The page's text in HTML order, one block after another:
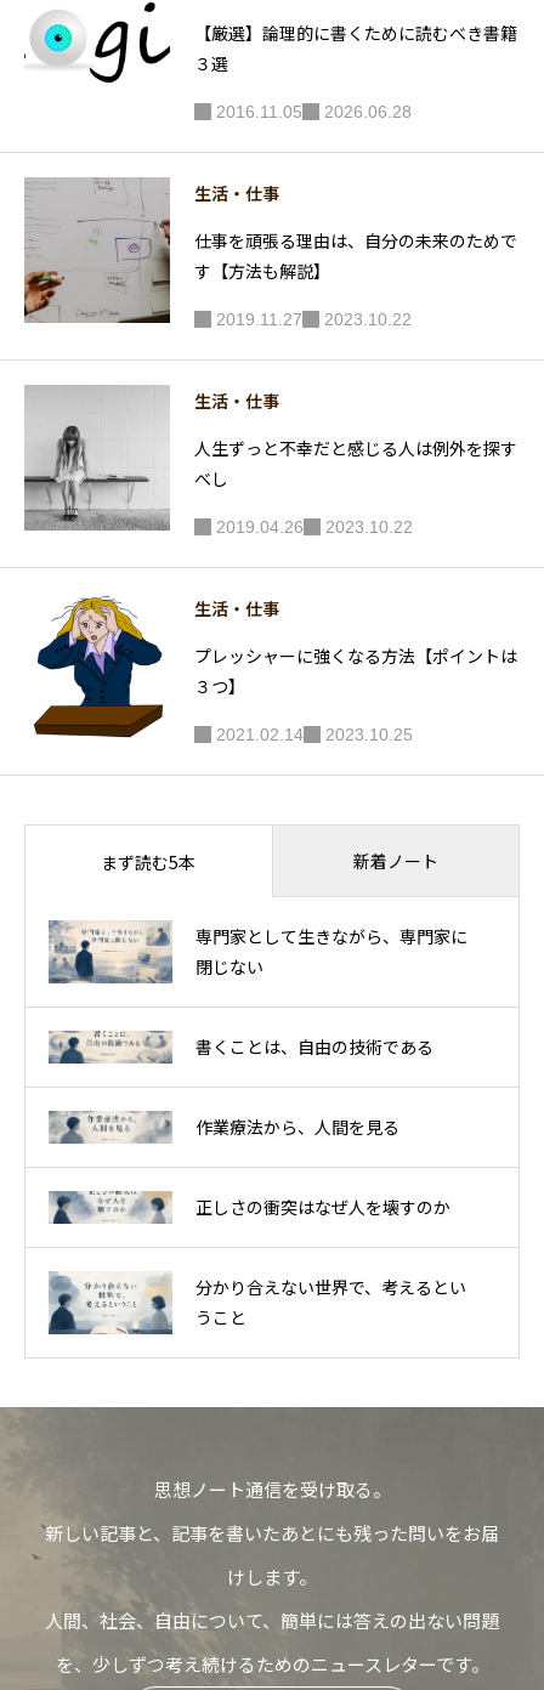
【厳選】論理的に書くために読むべき書籍
３選
2016.11.05 2026.06.28
生活・仕事
仕事を頑張る理由は、自分の未来のためで
す【方法も解説】
2019.11.27 2023.10.22
生活・仕事
人生ずっと不幸だと感じる人は例外を探す
べし
2019.04.26 2023.10.22
生活・仕事
プレッシャーに強くなる方法【ポイントは
３つ】
2021.02.14 2023.10.25
まず読む5本 新着ノート
専門家として生きながら、専門家に
閉じない
書くことは、自由の技術である
作業療法から、人間を見る
正しさの衝突はなぜ人を壊すのか
分かり合えない世界で、考えるとい
うこと
思想ノート通信を受け取る。
新しい記事と、記事を書いたあとにも残った問いをお届
けします。
人間、社会、自由について、簡単には答えの出ない問題
を、少しずつ考え続けるためのニュースレターです。